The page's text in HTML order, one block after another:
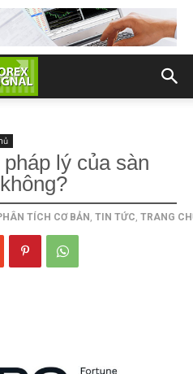
lý của sàn
TÍCH CƠ BẢN , TIN TỨC, TRANG